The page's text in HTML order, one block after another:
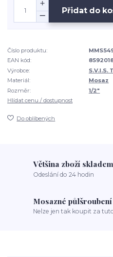
Přidat do
Číslo produktu:
EAN kód:
Výrobce:
S.V.I.S.
Materiál:
Mosaz
Rozměr:
1/2"
Hlídat cenu / dostupnost
Do oblíbených
Většina zboží skladem
Odeslání do 24 hodin
Mosazné
Nelze jen tak koupit za